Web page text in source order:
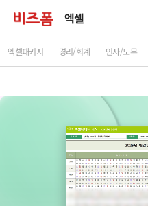
엑셀
엑셀패키지 경리/회계 인사/노무